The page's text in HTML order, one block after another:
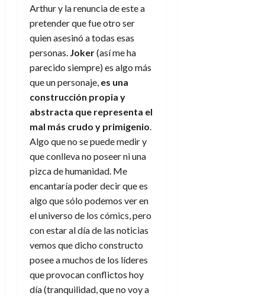
Arthur y la renuncia de este a
pretender que fue otro ser
quien asesinó a todas esas
personas. Joker(así me ha
parecido siempre) es algo más
que un personaje, es una
construcción propia y
abstracta que representa el
mal más crudo y primigenio.
Algo que no se puede medir y
que conlleva no poseer ni una
pizca de humanidad. Me
encantaría poder decir que es
algo que sólo podemos ver en
el universo de los cómics, pero
con estar al día de las noticias
vemos que dicho constructo
posee a muchos de los líderes
que provocan conflictos hoy
día (tranquilidad, que no voy a